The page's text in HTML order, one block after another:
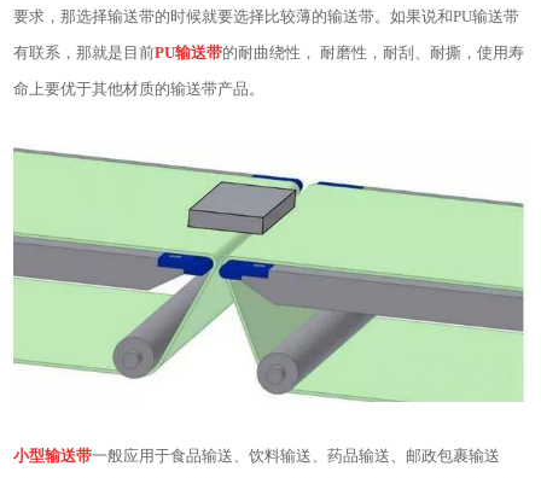
要求，那选择输送带的时候就要选择比较薄的输送带。如果说和PU输送带
有联系，那就是目前PU输送带的耐曲绕性， 耐磨性，耐刮、耐撕，使用寿
命上要优于其他材质的输送带产品。
小型输送带一般应用于食品输送、饮料输送、药品输送、邮政包裹输送